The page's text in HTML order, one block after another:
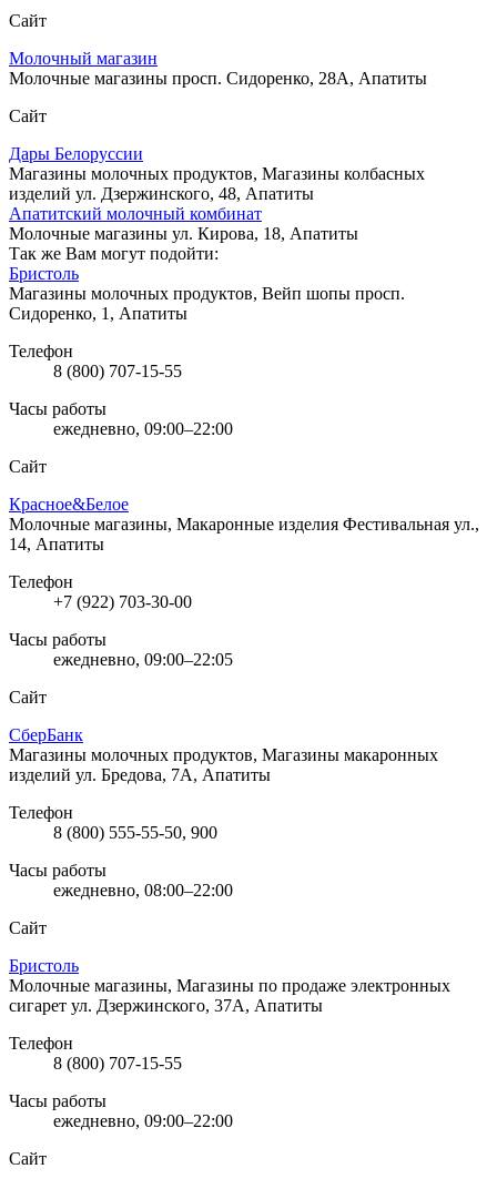
Сайт
Молочный магазин
Молочные магазины просп. Сидоренко, 28А, Апатиты
Сайт
Дары Белоруссии
Магазины молочных продуктов, Магазины колбасных
изделий ул. Дзержинского, 48, Апатиты
Апатитский молочный комбинат
Молочные магазины ул. Кирова, 18, Апатиты
Так же Вам могут подойти:
Бристоль
Магазины молочных продуктов, Вейп шопы просп.
Сидоренко, 1, Апатиты
Телефон
8 (800) 707-15-55
Часы работы
ежедневно, 09:00–22:00
Сайт
Красное&Белое
Молочные магазины, Макаронные изделия Фестивальная ул.,
14, Апатиты
Телефон
+7 (922) 703-30-00
Часы работы
ежедневно, 09:00–22:05
Сайт
СберБанк
Магазины молочных продуктов, Магазины макаронных
изделий ул. Бредова, 7А, Апатиты
Телефон
8 (800) 555-55-50, 900
Часы работы
ежедневно, 08:00–22:00
Сайт
Бристоль
Молочные магазины, Магазины по продаже электронных
сигарет ул. Дзержинского, 37А, Апатиты
Телефон
8 (800) 707-15-55
Часы работы
ежедневно, 09:00–22:00
Сайт